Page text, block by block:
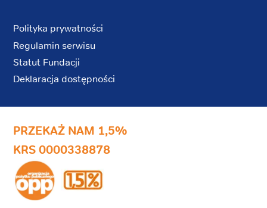
Polityka prywatności
Regulamin serwisu
Statut Fundacji
Deklaracja dostępności
PRZEKAŻ NAM 1,5%
KRS 0000338878